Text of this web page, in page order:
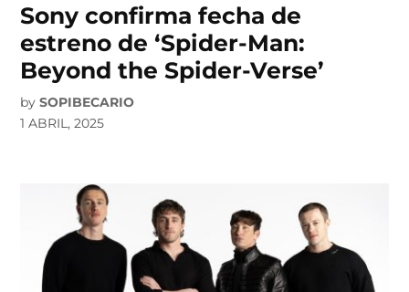
Sony confirma fecha de
estreno de ‘Spider-Man:
Beyond the Spider-Verse’
by SOPIBECARIO
1 ABRIL, 2025